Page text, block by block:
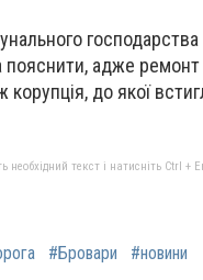
адже ремонт
корупція, до якої
текст і натисніть Ctrl +
#Бровари #новини